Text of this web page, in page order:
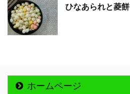
ひなあられと菱餅
ホームページ